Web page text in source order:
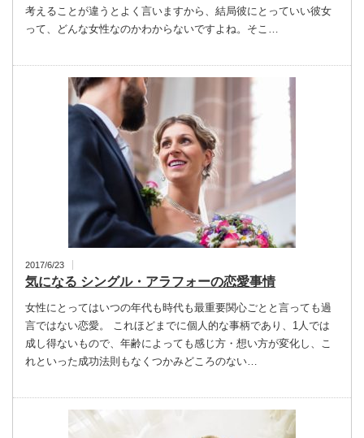
考えることが違うとよく言いますから、結局彼にとっていい彼女
って、どんな女性なのかわからないですよね。そこ…
2017/6/23
気になる シングル・アラフォーの恋愛事情
女性にとってはいつの年代も時代も最重要関心ごとと言っても過
言ではない恋愛。 これほどまでに個人的な事柄であり、1人では
成し得ないもので、年齢によっても感じ方・想い方が変化し、こ
れといった成功法則もなくつかみどころのない…